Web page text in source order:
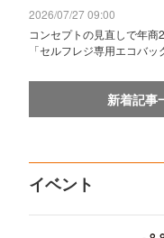
2026/07/27 09:00
コンセプトの見直しで年
「セルフレジ専用エコバ
新着記事
イベント